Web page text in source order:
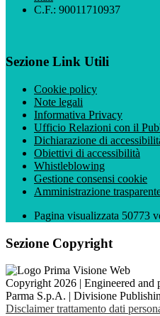
C.F.: 90011710937
Sezione Link Utili
Cookie policy
Note legali
Informativa Privacy
Ufficio Relazioni con il
Dichiarazione di
Obiettivi di accessibilità
Whistleblowing
Gestione consensi cookie
Amministrazione
Pagina visualizzata 50773
Sezione Copyright
Copyright 2026 | Engineered and
Parma S.p.A. | Divisione
Disclaimer trattamento dati